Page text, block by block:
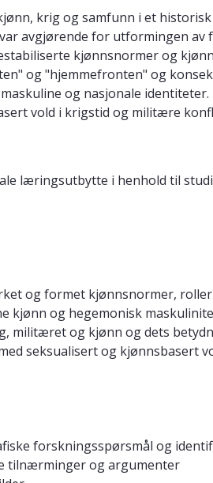
krig og samfunn i et
avgjørende for utformingen
kjønnsnormer og
og "hjemmefronten" og
og nasjonale
vold i krigstid og militære
læringsutbytte i henhold til
og formet kjønnsnormer,
kjønn og hegemonisk
militæret og kjønn og dets
seksualisert og kjønnsbasert
forskningsspørsmål og
tilnærminger og argumenter